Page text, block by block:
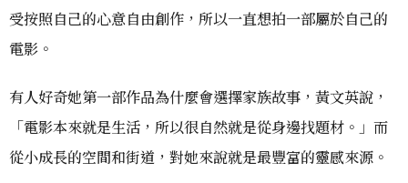
受按照自己的心意自由創作，所以一直想拍一部屬於自己的
電影。
有人好奇她第一部作品為什麼會選擇家族故事，黃文英說，
「電影本來就是生活，所以很自然就是從身邊找題材。」而
從小成長的空間和街道，對她來說就是最豐富的靈感來源。